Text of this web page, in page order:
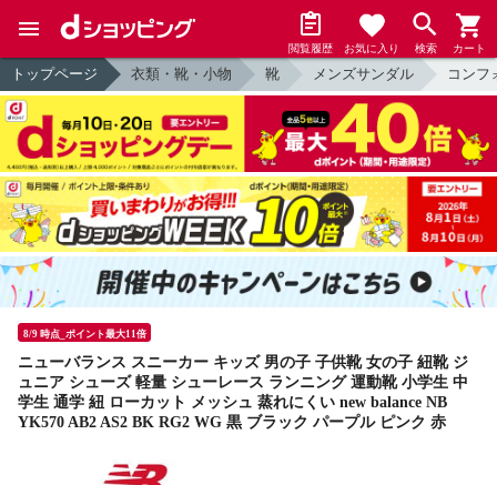
閲覧履歴 お気に入り 検索 カート
トップページ 衣類・靴・小物 靴 メンズサンダル コンフ
8/9 時点_ポイント最大11倍
ニューバランス スニーカー キッズ 男の子 子供靴 女の子 紐靴 ジ
ュニア シューズ 軽量 シューレース ランニング 運動靴 小学生 中
学生 通学 紐 ローカット メッシュ 蒸れにくい new balance NB
YK570 AB2 AS2 BK RG2 WG 黒 ブラック パープル ピンク 赤